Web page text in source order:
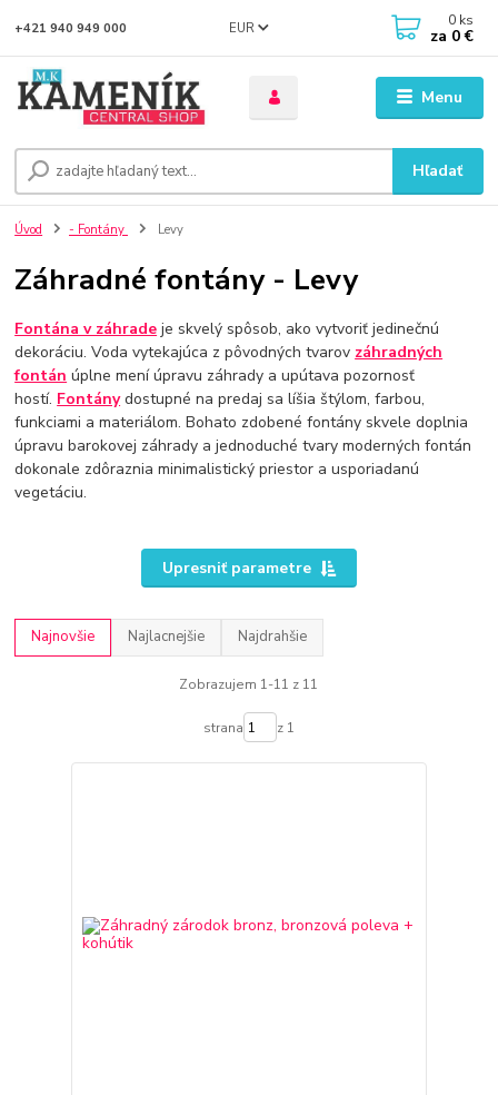
Menu
EUR
Hľadať
+421 940 949 000 0 ks
za 0 €
Úvod - Fontány Levy
Záhradné fontány - Levy
Fontána v záhrade je skvelý spôsob, ako vytvoriť jedinečnú
dekoráciu. Voda vytekajúca z pôvodných tvarov záhradných
fontán úplne mení úpravu záhrady a upútava pozornosť
hostí. Fontánydostupné na predaj sa líšia štýlom, farbou,
funkciami a materiálom. Bohato zdobené fontány skvele doplnia
úpravu barokovej záhrady a jednoduché tvary moderných fontán
dokonale zdôraznia minimalistický priestor a usporiadanú
vegetáciu.
Upresniť parametre
Najnovšie Najlacnejšie Najdrahšie
Zobrazujem 1-11 z 11
strana z 1